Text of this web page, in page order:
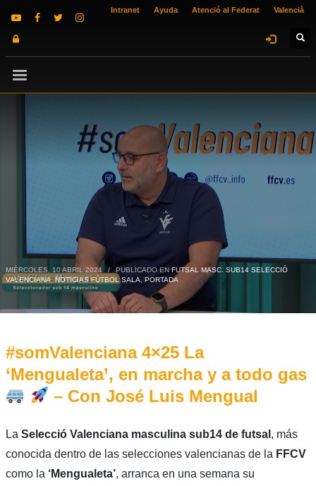
Intranet Ayuda Atenció al Federat Valencià
MIÉRCOLES, 10 ABRIL 2024 / PUBLICADO ENFUTSAL MASC. SUB14 SELECCIÓ
VALENCIANA, NOTICIAS FÚTBOL SALA, PORTADA
#somValenciana 4×25 La
‘Mengualeta’, en marcha y a todo gas
– Con José Luis Mengual
La Selecció Valenciana masculina sub14 de futsal , más
conocida dentro de las selecciones valencianas de la FFCV
como la ‘Mengualeta’, arranca en una semana su